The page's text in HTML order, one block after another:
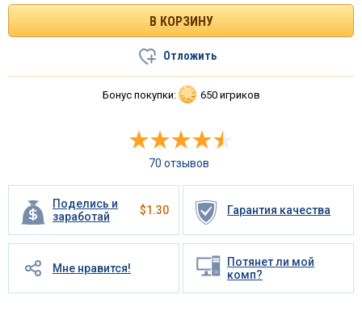
Отложить
Бонус покупки: 650 игриков
70 отзывов
Поделись и
заработай
$1.30 Гарантия качества
Мне нравится!
Потянет ли мой
комп?